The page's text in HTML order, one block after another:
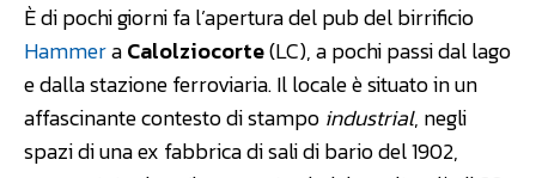
È di pochi giorni fa l’apertura del pub del birrificio
HammeraCalolziocorte(LC), a pochi passi dal lago
e dalla stazione ferroviaria. Il locale è situato in un
affascinante contesto di stampo industrial, negli
spazi di una ex fabbrica di sali di bario del 1902,